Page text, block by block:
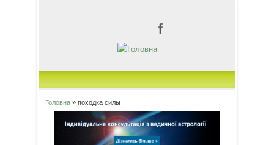
Ви є тут
Головна» походка силы